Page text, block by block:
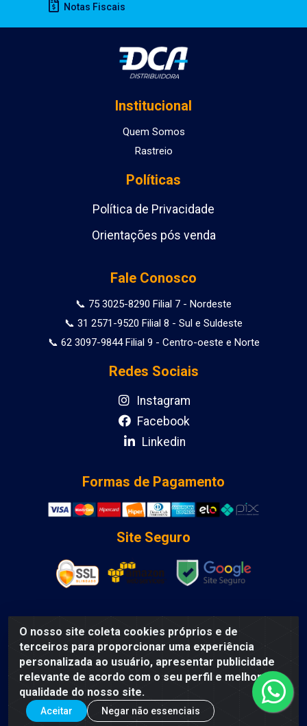
O nosso site coleta cookies próprios e de
terceiros para proporcionar uma experiência
personalizada ao usuário, apresentar publicidade
relevante de acordo com o seu perfil e melhorar a
qualidade do nosso site.
Aceitar Negar não essenciais
Notas Fiscais
Institucional
Quem Somos
Rastreio
Políticas
Política de Privacidade
Orientações pós venda
Fale Conosco
📞 75 3025-8290 Filial 7 - Nordeste
📞 31 2571-9520 Filial 8 - Sul e Suldeste
📞 62 3097-9844 Filial 9 - Centro-oeste e Norte
Redes Sociais
Instagram
Facebook
Linkedin
Formas de Pagamento
Site Seguro
DCA DISTRIBUIDORA DE COSMETICOS LTDA - AV DEPUTADO
LUIS EDUARDO MAGALHAES, Humildes, Feira de Santana/BA
- CEP 44135-000 - CNPJ: 31.912.909/0001-40